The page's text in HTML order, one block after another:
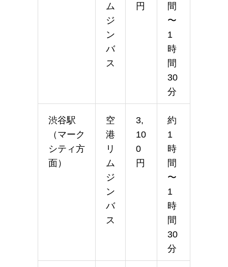
ム
ジ
ン
バ
ス
円
間
〜
1
時
間
30
分
渋谷駅
（マーク
シティ方
面）
空
港
リ
ム
ジ
ン
バ
ス
3,
10
0
円
約
1
時
間
〜
1
時
間
30
分